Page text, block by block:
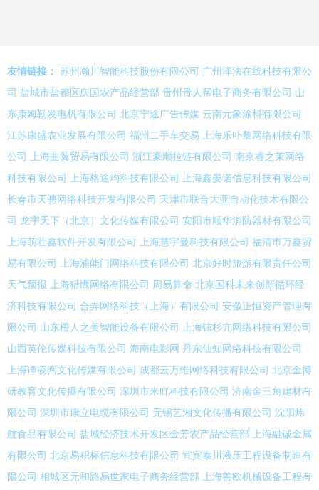
友情链接： 苏州瀚川智能科技股份有限公司 广州泽法在线科技有限公
司 盐城市盐都区庆国农产品经营部 贵州贵人帮电子商务有限公司 山
东康姆勒发电机有限公司 北京宁途广告传媒 云南元象涂料有限公司
江苏康盛农业发展有限公司 福州二手车交易
上海乐卟黎网络科技有限
公司
上海曲翼贸易有限公司 浙江豪顺拉链有限公司 南京睿之茉网络
科技有限公司
上海格途均科技有限公司
上海鑫晏诺信息科技有限公司
长春市天骋网络科技开发有限公司 天津市联合大亚自动化技术有限公
司 龙宇天下（北京）文化传媒有限公司 安阳市顺华消防器材有限公司
上海萌壮鑫软件开发有限公司
上海慧宇曼科技有限公司 福清市万鑫贸
易有限公司
上海浦能门网络科技有限公司 北京好时旅游有限责任公司
天气预报
上海猎鹰网络有限公司 周易算命 北京国科未来创新循环经
济科技有限公司 合弄网络科技（上海）有限公司 安徽正恒资产管理有
限公司 山东橙人之美智能设备有限公司
上海铉杉亢网络科技有限公司
山西英伦传媒科技有限公司 海南电影网 丹东仙知网络科技有限公司
上海谭凌煦文化传媒有限公司 成都云万维网络科技有限公司 北京金博
研教育文化传播有限公司 深圳市米吖科技有限公司 济南金三角建材有
限公司 深圳市康立电缆有限公司 无锡艺湘文化传播有限公司 沈阳炜
航食品有限公司 盐城经济技术开发区金芳农产品经营部
上海融诚金属
有限公司 北京易积标信息科技有限公司 宜宾泰川液压工程设备制造有
限公司 相城区元和路易世家电子商务经营部 上海善欧机械设备工程有